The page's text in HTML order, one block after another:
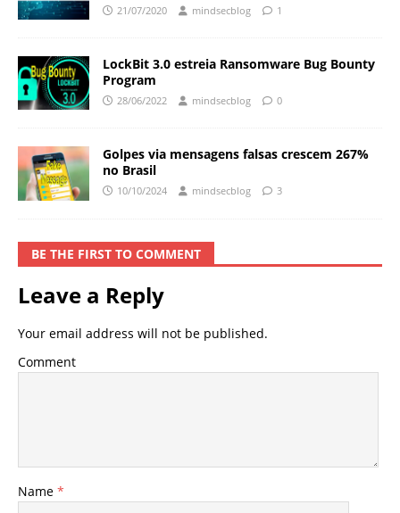
21/07/2020 mindsecblog 1
LockBit 3.0 estreia Ransomware Bug Bounty
Program
28/06/2022 mindsecblog 0
Golpes via mensagens falsas crescem 267%
no Brasil
10/10/2024 mindsecblog 3
BE THE FIRST TO COMMENT
Leave a Reply
Your email address will not be published.
Comment
Name *